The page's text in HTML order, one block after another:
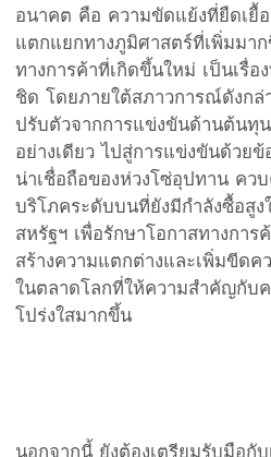
อนาคต คือ ความขัดแย้งที่ยืดเยื้
แตกแยกทางภูมิศาสตร์ที่เพิ่มมา
ทางการค้าที่เกิดขึ้นใหม่ เป็นเรื่อ
ชิด โดยภายใต้สภาวการณ์ดังกล่
ปรับตัวจากการแข่งขันด้านต้นทุ
อย่างเดียว ไปสู่การแข่งขันด้วย
น่าเชื่อถือของห่วงโซ่อุปทาน คว
บริโภคระดับบนที่ยังมีกำลังซื้อสู
สหรัฐฯ เพื่อรักษาโอกาสทางกา
สร้างความแตกต่างและเพิ่มขีดค
ในตลาดโลกที่ให้ความสำคัญกับ
โปร่งใสมากขึ้น
นอกจากนี้ ยังต้องเตรียมรับมือกั